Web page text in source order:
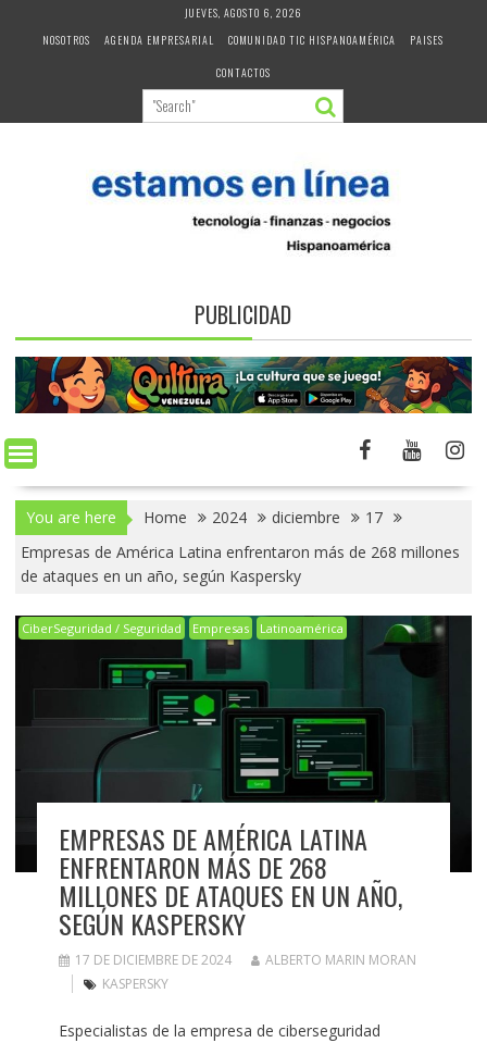
JUEVES, AGOSTO 6, 2026
NOSOTROS
AGENDA EMPRESARIAL COMUNIDAD TIC HISPANOAMÉRICA
PAISES
CONTACTOS
PUBLICIDAD
You are here Home 2024 diciembre
17
Empresas de América Latina enfrentaron más de 268 millones
de ataques en un año, según Kaspersky
CiberSeguridad / Seguridad Empresas Latinoamérica
EMPRESAS DE AMÉRICA LATINA
ENFRENTARON MÁS DE 268
MILLONES DE ATAQUES EN UN AÑO,
SEGÚN KASPERSKY
17 DE DICIEMBRE DE 2024
ALBERTO MARIN MORAN
KASPERSKY
Especialistas de la empresa de ciberseguridad